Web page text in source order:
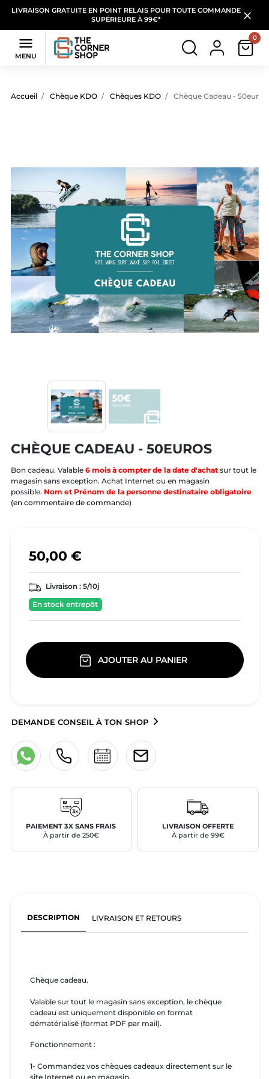
LIVRAISON GRATUITE EN POINT RELAIS POUR TOUTE COMMANDE
SUPÉRIEURE À 99€*

MENU
0
Accueil Chèque KDO Chèques KDO Chèque Cadeau - 50euros
CHÈQUE CADEAU - 50EUROS
Bon cadeau. Valable 6 mois à compter de la date d'achatsur tout le
magasin sans exception. Achat Internet ou en magasin
possible. Nom et Prénom de la personne destinataire obligatoire
(en commentaire de commande)
50,00 €
Livraison : 5/10j
En stock entrepôt
AJOUTER AU PANIER
DEMANDE CONSEIL À TON SHOP
PAIEMENT 3X SANS FRAIS
À partir de 250€
LIVRAISON OFFERTE
À partir de 99€
DESCRIPTION LIVRAISON ET RETOURS
Chèque cadeau.
Valable sur tout le magasin sans exception, le chèque
cadeau est uniquement disponible en format
dématérialisé (format PDF par mail).
Fonctionnement :
1- Commandez vos chèques cadeaux directement sur le
site Internet ou en magasin.